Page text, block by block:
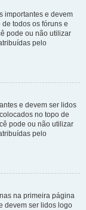
importantes e devem
todos os fóruns e
pode ou não utilizar
pelo
e devem ser lidos
no topo de
pode ou não utilizar
pelo
na primeira página
devem ser lidos logo